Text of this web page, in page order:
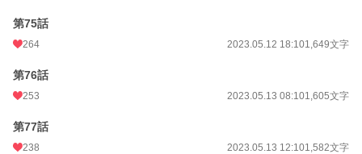
第75話
264 2023.05.12 18:101,649文字
第76話
253 2023.05.13 08:101,605文字
第77話
238 2023.05.13 12:101,582文字